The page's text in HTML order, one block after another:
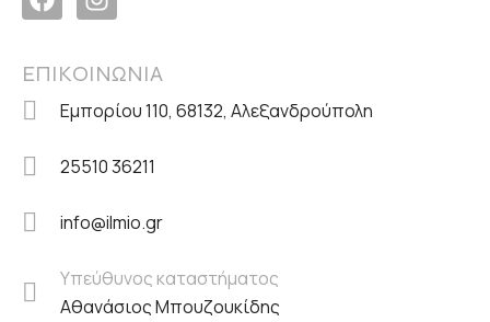
ΕΠΙΚΟΙΝΩΝΙΑ
Εμπορίου 110, 68132, Αλεξανδρούπολη
25510 36211
info@ilmio.gr
Υπεύθυνος καταστήματος
Αθανάσιος Μπουζουκίδης